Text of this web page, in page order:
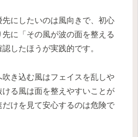
にしたいのは風向きで、初心
に「その風が波の面を整える
したほうが実践的です。
吹き込む風はフェイスを乱しや
る風は面を整えやすいことが
けを見て安心するのは危険で